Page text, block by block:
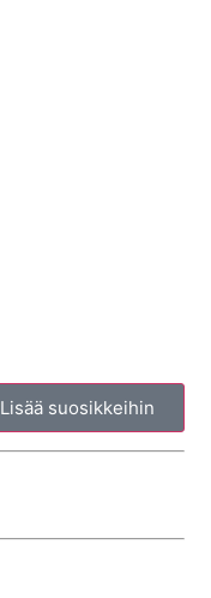
Lisää suosikkeihin